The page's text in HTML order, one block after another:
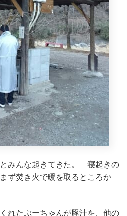
みんな起きてきた。 寝起きの
ず焚き火で暖を取るところか
れたぶーちゃんが豚汁を、他の